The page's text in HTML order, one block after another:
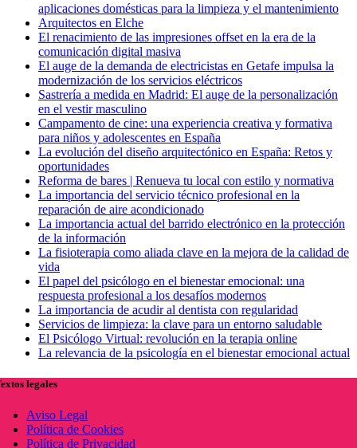
aplicaciones domésticas para la limpieza y el mantenimiento
Arquitectos en Elche
El renacimiento de las impresiones offset en la era de la
comunicación digital masiva
El auge de la demanda de electricistas en Getafe impulsa la
modernización de los servicios eléctricos
Sastrería a medida en Madrid: El auge de la personalización
en el vestir masculino
Campamento de cine: una experiencia creativa y formativa
para niños y adolescentes en España
La evolución del diseño arquitectónico en España: Retos y
oportunidades
Reforma de bares | Renueva tu local con estilo y normativa
La importancia del servicio técnico profesional en la
reparación de aire acondicionado
La importancia actual del barrido electrónico en la protección
de la información
La fisioterapia como aliada clave en la mejora de la calidad de
vida
El papel del psicólogo en el bienestar emocional: una
respuesta profesional a los desafíos modernos
La importancia de acudir al dentista con regularidad
Servicios de limpieza: la clave para un entorno saludable
El Psicólogo Virtual: revolución en la terapia online
La relevancia de la psicología en el bienestar emocional actual
legales
Aviso Legal
Política de Cookies
Política de Privacidad